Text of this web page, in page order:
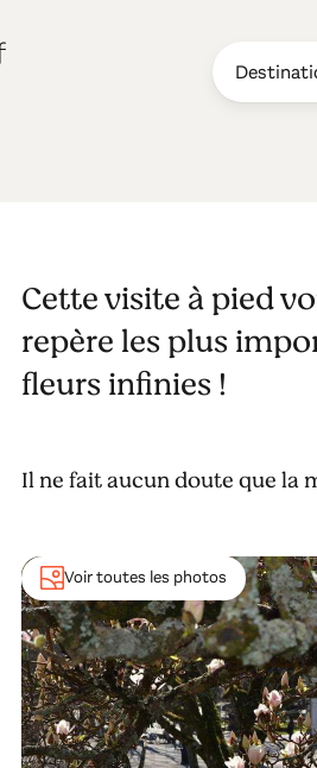
à pied
Cette visite à pied
repère les plus
fleurs infinies !
Il ne fait aucun doute que la
Voir toutes les photos